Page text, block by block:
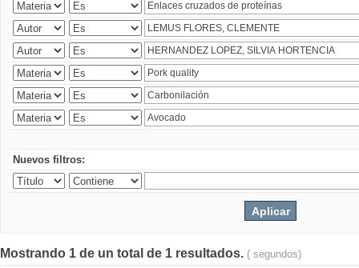
Nuevos filtros:
Mostrando 1 de un total de 1 resultados. ( segundos)